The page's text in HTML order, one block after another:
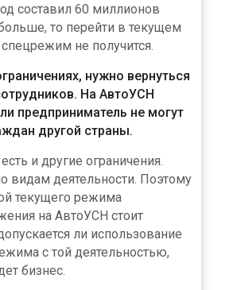
составил 60 миллионов
то перейти в текущем
спецрежим не получится.
нужно вернуться
На АвтоУСН
предприниматель не могут
другой страны.
и другие ограничения.
видам деятельности. Поэтому
текущего режима
на АвтоУСН стоит
ли использование
с той деятельностью,
бизнес.